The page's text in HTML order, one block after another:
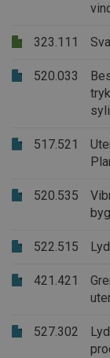
323.111
520.033
517.521
520.535
522.515
421.421
527.302